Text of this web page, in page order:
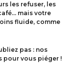
les refuser, les
mais votre
fluide, comme
pas : nos
pour vous piéger !